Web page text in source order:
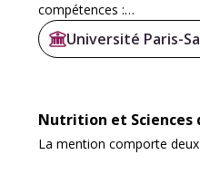
compétences :
Le blocMéthodes et
Université Paris-
Nutrition et Sciences
La mention comporte